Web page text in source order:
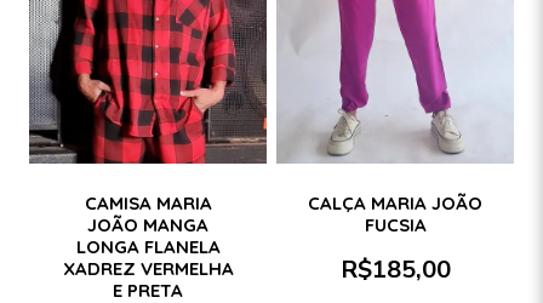
CAMISA MARIA
JOÃO MANGA
LONGA FLANELA
XADREZ VERMELHA
E PRETA
CALÇA MARIA JOÃO
FUCSIA
R$185,00